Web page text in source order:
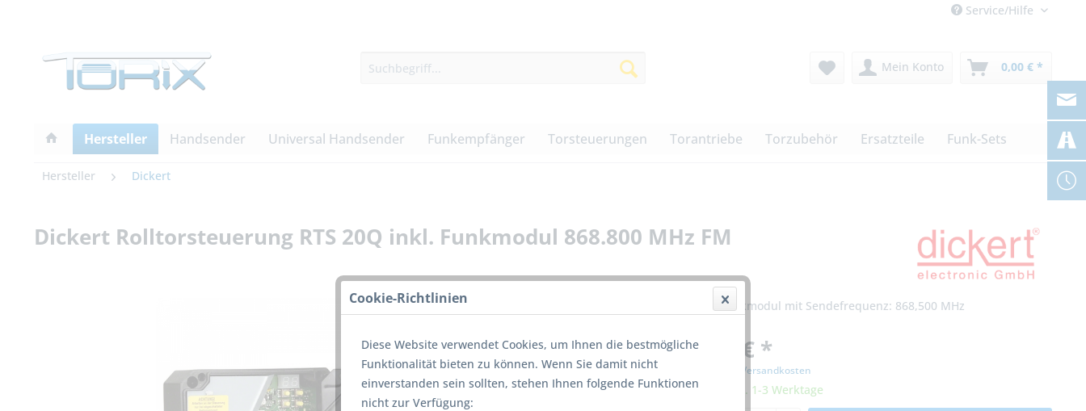
Service/Hilfe
Mein Konto 0,00 € *
Hersteller Handsender Universal Handsender Funkempfänger Torsteuerungen Torantriebe Torzubehör Ersatzteile Funk-Sets
Hersteller Dickert
Dickert Rolltorsteuerung RTS 20Q inkl. Funkmodul 868.800 MHz FM
inkl. Funkmodul mit Sendefrequenz: 868,500 MHz
190,00 € *
zzgl. Versandkosten
Lieferzeit ca. 1-3 Werktage
Cookie-Richtlinien
Diese Website verwendet Cookies, um Ihnen die bestmögliche
Funktionalität bieten zu können. Wenn Sie damit nicht
einverstanden sein sollten, stehen Ihnen folgende Funktionen
nicht zur Verfügung: